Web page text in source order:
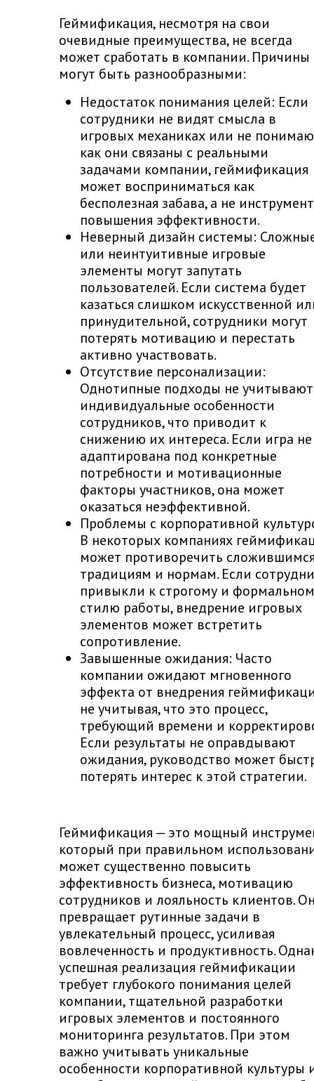
Геймификация, несмотря на свои
очевидные преимущества, не всегда
может сработать в компании. Причины
могут быть разнообразными:
Недостаток понимания целей: Если
сотрудники не видят смысла в
игровых механиках или не
как они связаны с реальными
задачами компании, геймификация
может восприниматься как
бесполезная забава, а не инструмент
повышения эффективности.
Неверный дизайн системы:
или неинтуитивные игровые
элементы могут запутать
пользователей. Если система будет
казаться слишком искусственной
принудительной, сотрудники могут
потерять мотивацию и перестать
активно участвовать.
Отсутствие персонализации:
Однотипные подходы не учитывают
индивидуальные особенности
сотрудников, что приводит к
снижению их интереса. Если игра не
адаптирована под конкретные
потребности и мотивационные
факторы участников, она может
оказаться неэффективной.
Проблемы с корпоративной
В некоторых компаниях
может противоречить
традициям и нормам. Если
привыкли к строгому и
стилю работы, внедрение игровых
элементов может встретить
сопротивление.
Завышенные ожидания: Часто
компании ожидают мгновенного
эффекта от внедрения
не учитывая, что это процесс,
требующий времени и
Если результаты не оправдывают
ожидания, руководство может
потерять интерес к этой стратегии.
Геймификация — это мощный
который при правильном
может существенно повысить
эффективность бизнеса, мотивацию
сотрудников и лояльность клиентов.
превращает рутинные задачи в
увлекательный процесс, усиливая
вовлеченность и продуктивность.
успешная реализация геймификации
требует глубокого понимания целей
компании, тщательной разработки
игровых элементов и постоянного
мониторинга результатов. При этом
важно учитывать уникальные
особенности корпоративной культуры